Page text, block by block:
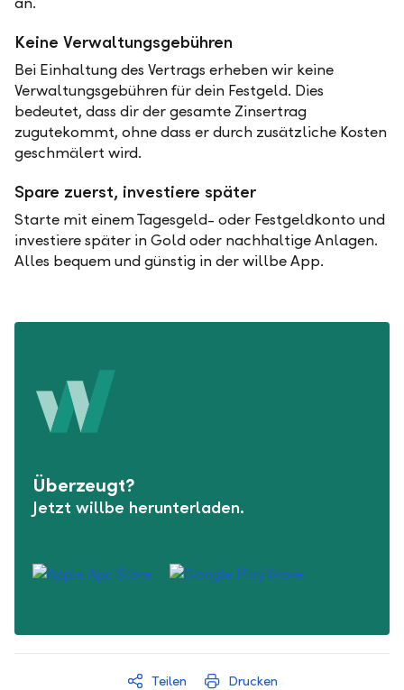
Keine Verwaltungsgebühren
Bei Einhaltung des Vertrags erheben wir keine
Verwaltungsgebühren für dein Festgeld. Dies
bedeutet, dass dir der gesamte Zinsertrag
zugutekommt, ohne dass er durch zusätzliche Kosten
geschmälert wird.
Spare zuerst, investiere später
Starte mit einem Tagesgeld- oder Festgeldkonto und
investiere später in Gold oder nachhaltige Anlagen.
Alles bequem und günstig in der willbe App.
Überzeugt?
Jetzt willbe herunterladen.
Teilen Drucken